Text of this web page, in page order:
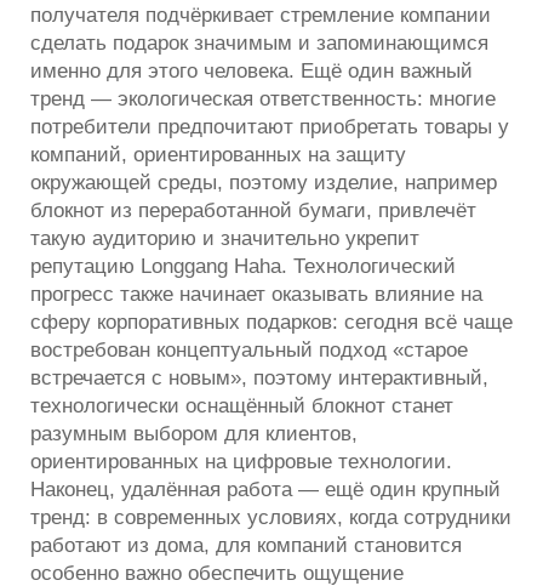
получателя подчёркивает стремление компании
сделать подарок значимым и запоминающимся
именно для этого человека. Ещё один важный
тренд — экологическая ответственность: многие
потребители предпочитают приобретать товары у
компаний, ориентированных на защиту
окружающей среды, поэтому изделие, например
блокнот из переработанной бумаги, привлечёт
такую аудиторию и значительно укрепит
репутацию Longgang Haha. Технологический
прогресс также начинает оказывать влияние на
сферу корпоративных подарков: сегодня всё чаще
востребован концептуальный подход «старое
встречается с новым», поэтому интерактивный,
технологически оснащённый блокнот станет
разумным выбором для клиентов,
ориентированных на цифровые технологии.
Наконец, удалённая работа — ещё один крупный
тренд: в современных условиях, когда сотрудники
работают из дома, для компаний становится
особенно важно обеспечить ощущение